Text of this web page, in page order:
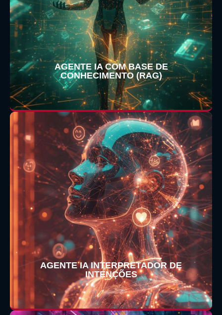
AGENTE IA COM BASE DE
CONHECIMENTO (RAG)
AGENTE IA INTERPRETADOR DE
INTENÇÕES